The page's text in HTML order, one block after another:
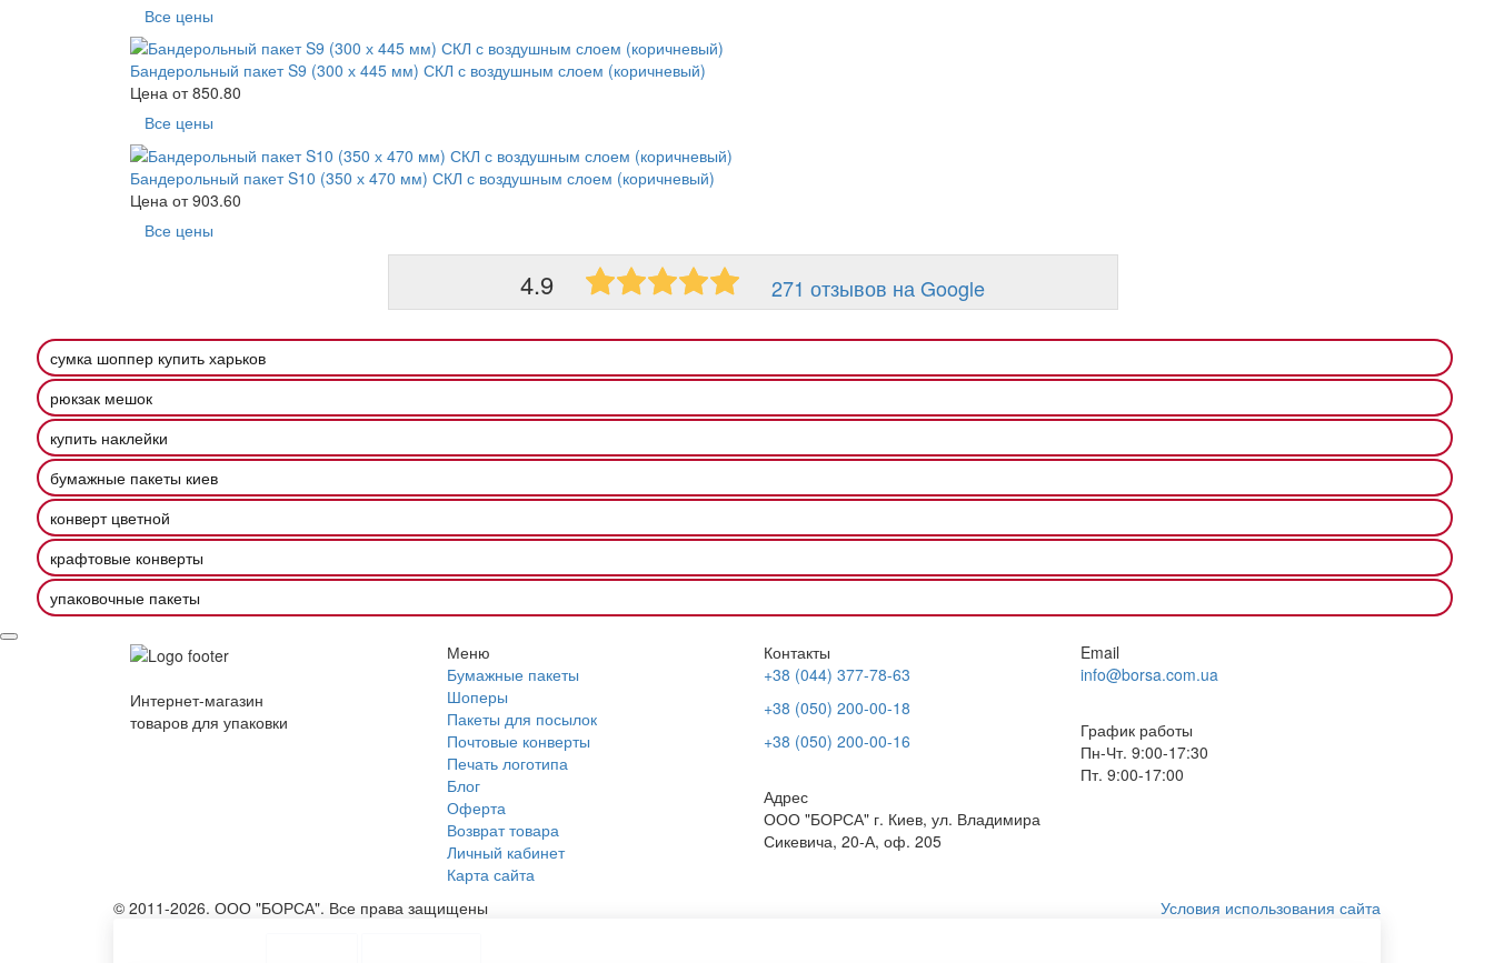
Все цены
Бандерольный пакет S9 (300 х 445 мм) СКЛ с воздушным слоем (коричневый)
Цена от850.80
Все цены
Бандерольный пакет S10 (350 х 470 мм) СКЛ с воздушным слоем (коричневый)
Цена от903.60
Все цены
4.9 271 отзывов на Google
сумка шоппер купить харьков
рюкзак мешок
купить наклейки
бумажные пакеты киев
конверт цветной
крафтовые конверты
упаковочные пакеты
Интернет-магазин
товаров для упаковки
Меню
Бумажные пакеты
Шоперы
Пакеты для посылок
Почтовые конверты
Печать логотипа
Блог
Оферта
Возврат товара
Личный кабинет
Карта сайта
Контакты
+38 (044) 377-78-63
+38 (050) 200-00-18
+38 (050) 200-00-16
Адрес
ООО "БОРСА" г. Киев, ул. Владимира
Сикевича, 20-А, оф. 205
Email
info@borsa.com.ua
График работы
Пн-Чт. 9:00-17:30
Пт. 9:00-17:00
© 2011-2026. ООО "БОРСА". Все права защищены Условия использования сайта